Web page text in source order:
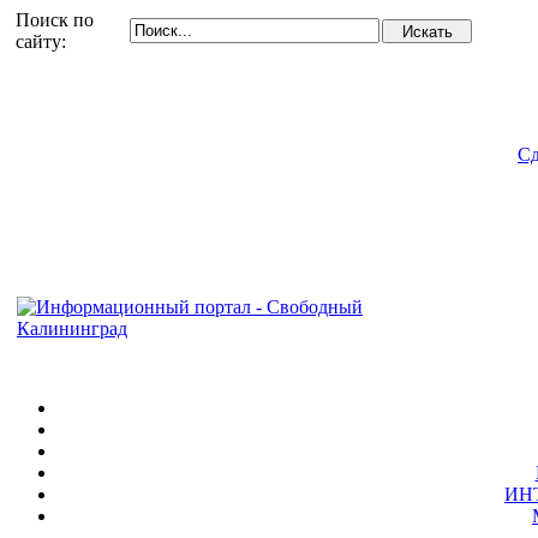
Поиск по
сайту: